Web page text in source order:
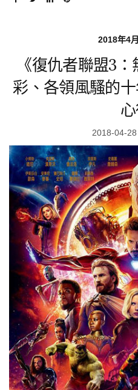
2018年4
《復仇者聯盟3
彩、各領風騷的
2018-04-28